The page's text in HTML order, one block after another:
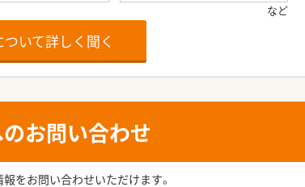
いて詳しく聞く
お問い合わせ
をお問い合わせいただけます。